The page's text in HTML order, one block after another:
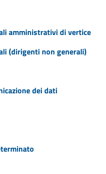
amministrativi di vertice
(dirigenti non generali)
dei dati